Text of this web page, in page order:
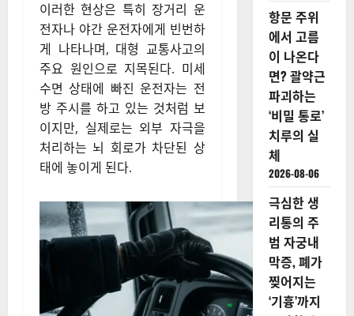
이러한 현상은 특히 장거리 운
전자나 야간 운전자에게 빈번하
게 나타나며, 대형 교통사고의
주요 원인으로 지목된다. 미세
수면 상태에 빠진 운전자는 전
방 주시를 하고 있는 것처럼 보
이지만, 실제로는 외부 자극을
처리하는 뇌 회로가 차단된 상
태에 놓이게 된다.
항문 주위
에서 고름
이 나온다
면? 괄약근
파괴하는
‘비밀 통로’
치루의 실
체
2026-08-06
극심한 생
리통의 주
범 자궁내
막증, 폐가
찢어지는
‘기흉’까지